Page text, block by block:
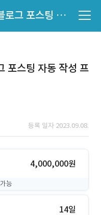
부동산 매물 크롤링 후 블로그 포스팅 자동 작성 프로그램
포스팅 자동 작성 프
등록 일자 2023.09.08.
4,000,000원
능
14일